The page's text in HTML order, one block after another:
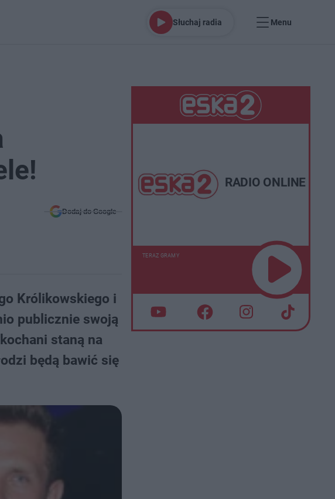
Słuchaj radia Menu
Dodaj do Google
Królikowskiego i
publicznie swoją
staną na
będą bawić się
RADIO ONLINE
TERAZ GRAMY